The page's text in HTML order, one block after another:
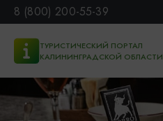
8 (800) 200-55-39
ТУРИСТИЧЕСКИЙ ПОРТАЛ
КАЛИНИНГРАДСКОЙ ОБЛАСТИ